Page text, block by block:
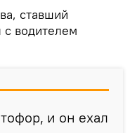
ставший
водителем
и он ехал